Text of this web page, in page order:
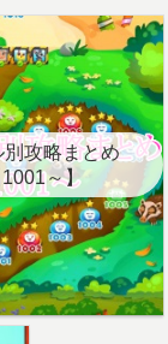
別攻略まとめ
～】